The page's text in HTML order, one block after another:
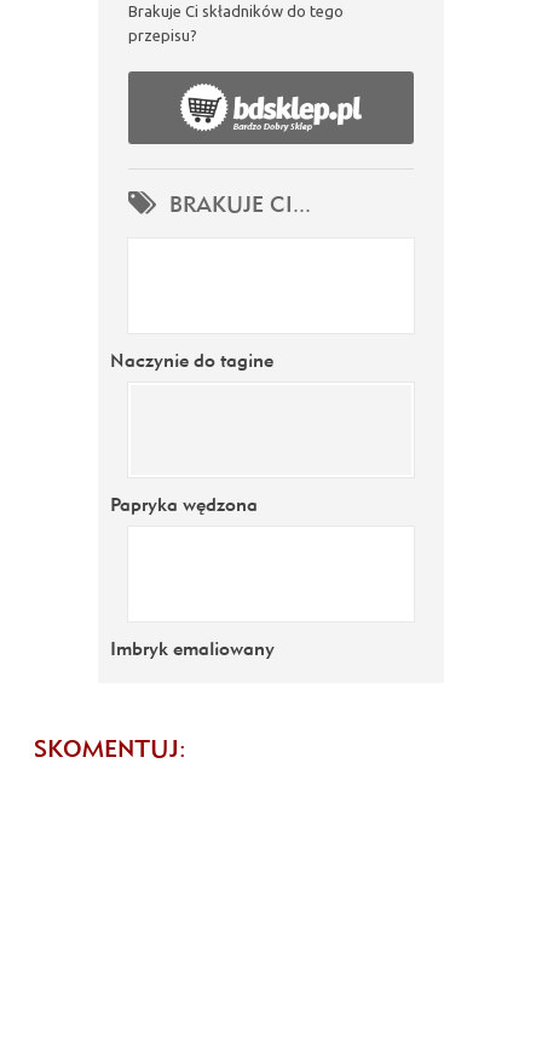
Brakuje Ci składników do tego
przepisu?
BRAKUJE CI...
Naczynie do tagine
Papryka wędzona
Imbryk emaliowany
SKOMENTUJ: